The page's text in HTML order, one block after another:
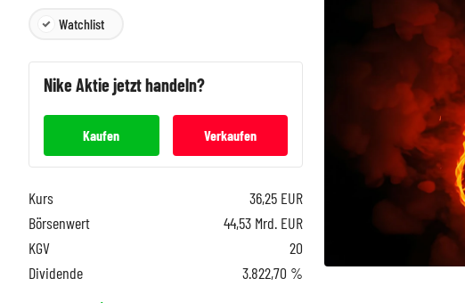
Watchlist
NikeAktie jetzt handeln?
Kaufen Verkaufen
Kurs 36,25 EUR
Börsenwert
44,53 Mrd. EUR
KGV
20
Dividende
3.822,70 %